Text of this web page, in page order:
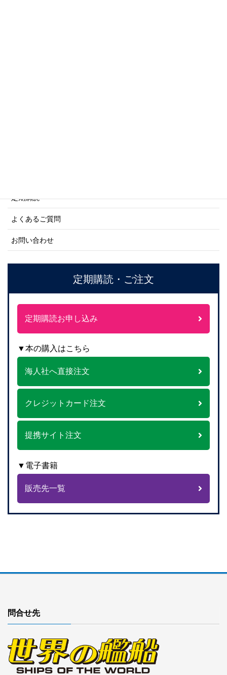
定期購読
よくあるご質問
お問い合わせ
定期購読・ご注文
定期購読お申し込み
▼本の購入はこちら
海人社へ直接注文
クレジットカード注文
提携サイト注文
▼電子書籍
販売先一覧
問合せ先